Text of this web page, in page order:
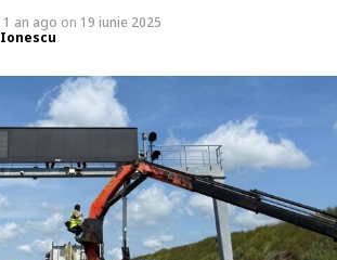
1 an ago on 19 iunie 2025